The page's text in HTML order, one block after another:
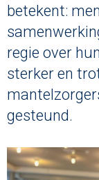
betekent:
regie over
sterker en
gesteund.